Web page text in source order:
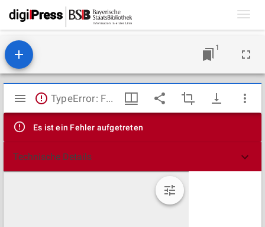
1
Mirador
Viewer
TypeError: Failed to fetch
Es ist ein Fehler aufgetreten
Technische Details